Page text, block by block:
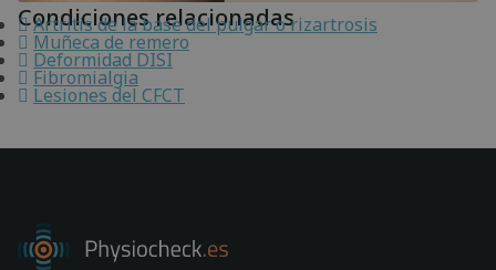
Condiciones relacionadas
Artritis de la base del pulgar o rizartrosis
Muñeca de remero
Deformidad DISI
Fibromialgia
Lesiones del CFCT